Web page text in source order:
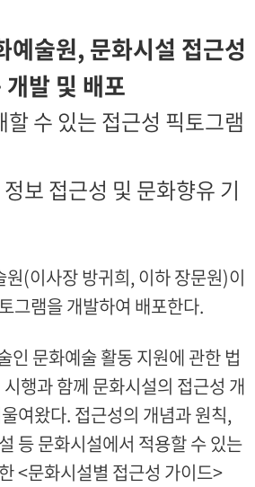
예술원, 문화시설 접근성
발 및 배포
수 있는 접근성 픽토그램
보 접근성 및 문화향유 기
(이사장 방귀희, 이하 장문원)이
그램을 개발하여 배포한다.
인 문화예술 활동 지원에 관한 법
행과 함께 문화시설의 접근성 개
여왔다. 접근성의 개념과 원칙,
등 문화시설에서 적용할 수 있는
<문화시설별 접근성 가이드>